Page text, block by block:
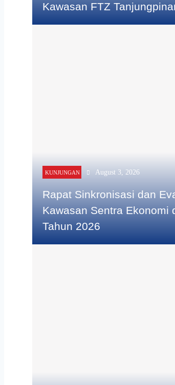
Kawasan FTZ
KUNJUNGAN August 3, 2026
Rapat Sinkronisasi dan
Kawasan Sentra Ekonomi
Tahun 2026